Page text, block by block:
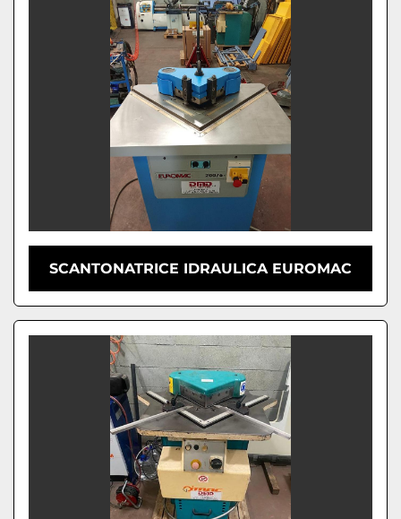
SCANTONATRICE IDRAULICA EUROMAC